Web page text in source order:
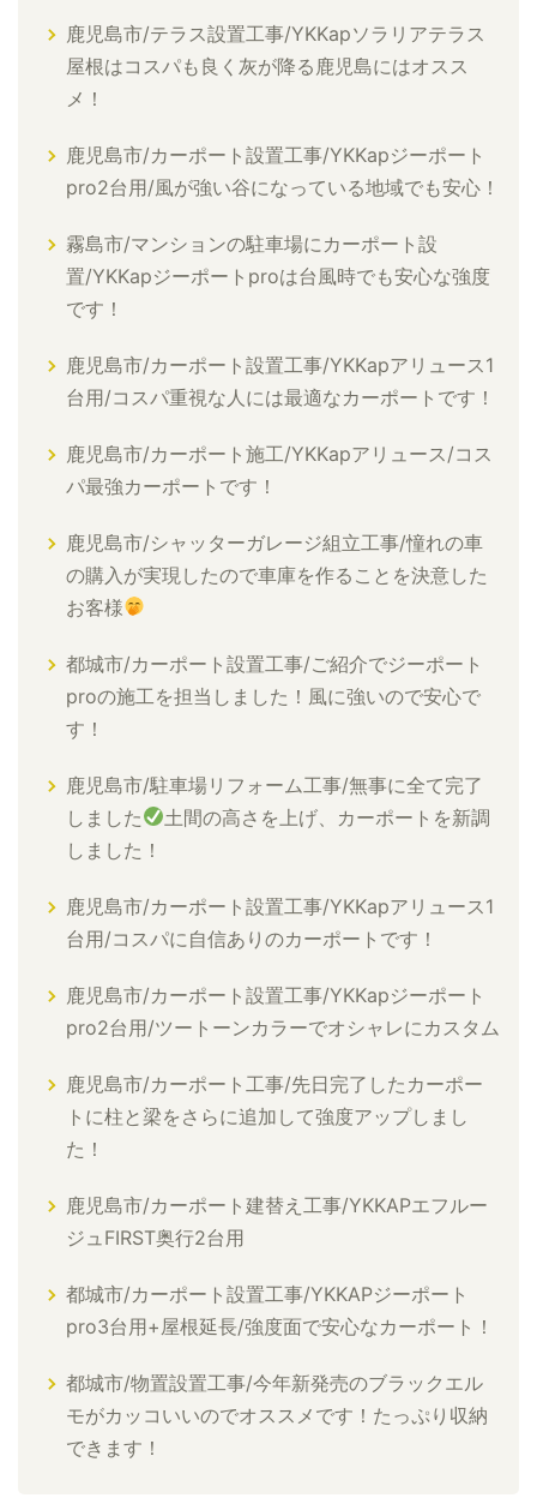
鹿児島市/テラス設置工事/YKKapソラリアテラス
屋根はコスパも良く灰が降る鹿児島にはオスス
メ！
鹿児島市/カーポート設置工事/YKKapジーポート
pro2台用/風が強い谷になっている地域でも安心！
霧島市/マンションの駐車場にカーポート設
置/YKKapジーポートproは台風時でも安心な強度
です！
鹿児島市/カーポート設置工事/YKKapアリュース1
台用/コスパ重視な人には最適なカーポートです！
鹿児島市/カーポート施工/YKKapアリュース/コス
パ最強カーポートです！
鹿児島市/シャッターガレージ組立工事/憧れの車
の購入が実現したので車庫を作ることを決意した
お客様
都城市/カーポート設置工事/ご紹介でジーポート
proの施工を担当しました！風に強いので安心で
す！
鹿児島市/駐車場リフォーム工事/無事に全て完了
しました
土間の高さを上げ、カーポートを新調
しました！
鹿児島市/カーポート設置工事/YKKapアリュース1
台用/コスパに自信ありのカーポートです！
鹿児島市/カーポート設置工事/YKKapジーポート
pro2台用/ツートーンカラーでオシャレにカスタム
鹿児島市/カーポート工事/先日完了したカーポー
トに柱と梁をさらに追加して強度アップしまし
た！
鹿児島市/カーポート建替え工事/YKKAPエフルー
ジュFIRST奥行2台用
都城市/カーポート設置工事/YKKAPジーポート
pro3台用+屋根延長/強度面で安心なカーポート！
都城市/物置設置工事/今年新発売のブラックエル
モがカッコいいのでオススメです！たっぷり収納
できます！